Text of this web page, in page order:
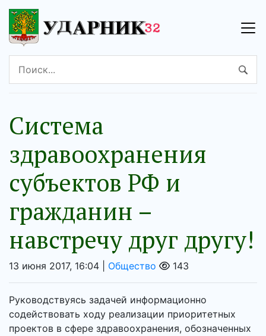
Система
здравоохранения
субъектов РФ и
гражданин –
навстречу друг другу!
13 июня 2017, 16:04 | Общество 143
Руководствуясь задачей информационно
содействовать ходу реализации приоритетных
проектов в сфере здравоохранения, обозначенных